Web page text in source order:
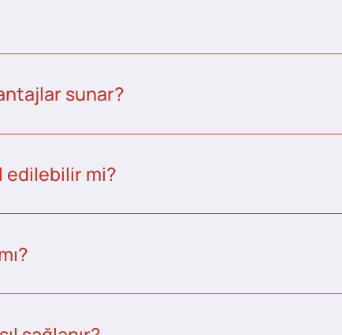
sunar?
edilebilir mi?